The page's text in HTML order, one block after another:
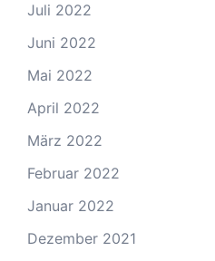
Juli 2022
Juni 2022
Mai 2022
April 2022
März 2022
Februar 2022
Januar 2022
Dezember 2021